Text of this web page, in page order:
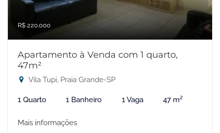
R$ 220.000
Apartamento à Venda com 1 quarto,
47m²
Vila Tupi, Praia Grande-SP
1 Quarto 1 Banheiro 1 Vaga 47 m²
Mais informações